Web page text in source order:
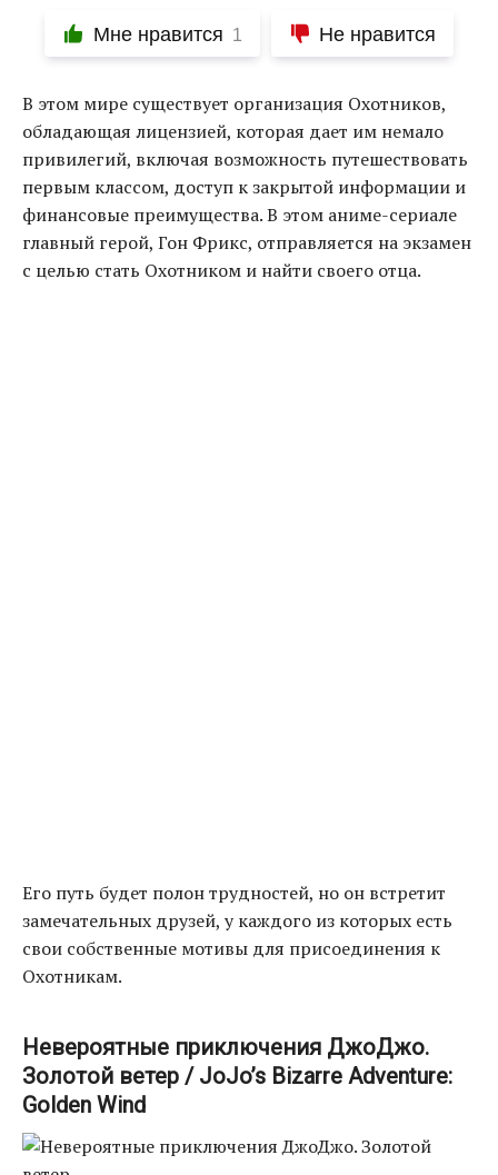
Мне нравится 1 Не нравится
В этом мире существует организация Охотников,
обладающая лицензией, которая дает им немало
привилегий, включая возможность путешествовать
первым классом, доступ к закрытой информации и
финансовые преимущества. В этом аниме-сериале
главный герой, Гон Фрикс, отправляется на экзамен
с целью стать Охотником и найти своего отца.
Его путь будет полон трудностей, но он встретит
замечательных друзей, у каждого из которых есть
свои собственные мотивы для присоединения к
Охотникам.
Невероятные приключения ДжоДжо.
Золотой ветер / JoJo’s Bizarre Adventure:
Golden Wind